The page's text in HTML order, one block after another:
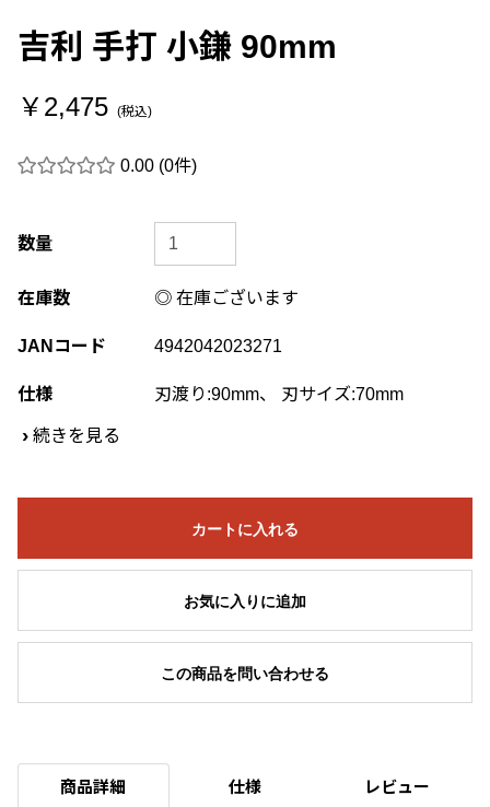
吉利 手打 小鎌 90mm
￥2,475 (税込)
0.00 (0件)
数量
在庫数 ◎ 在庫ございます
JANコード 4942042023271
仕様 刃渡り:90mm、 刃サイズ:70mm
› 続きを見る
カートに入れる
お気に入りに追加
この商品を問い合わせる
商品詳細 仕様 レビュー